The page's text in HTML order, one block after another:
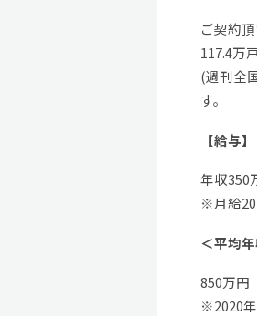
ご契約
117.4万
(週刊全
す。
【給与】
年収350
※月給20
＜平均
850万円
※2020